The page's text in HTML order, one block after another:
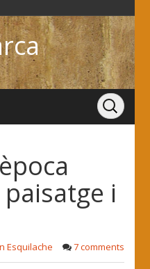
i
Esquilache 7 comments